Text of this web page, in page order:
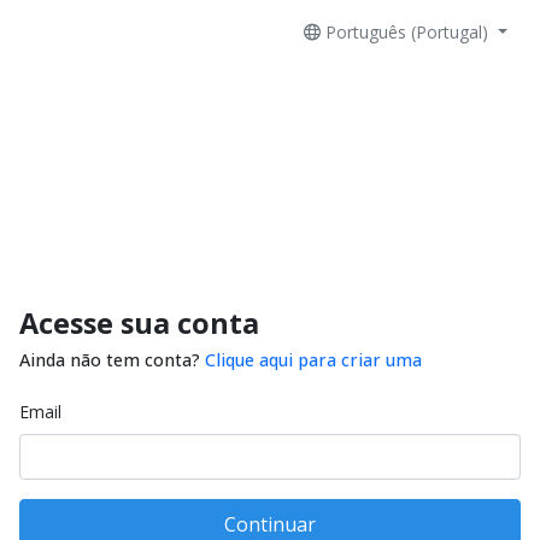
Português (Portugal)
Acesse sua conta
Ainda não tem conta? Clique aqui para criar uma
Email
Continuar